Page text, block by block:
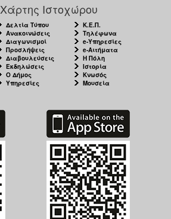
Χάρτης Ιστοχώρου
Δελτία Τύπου
Ανακοινώσεις
Διαγωνισμοί
Προσλήψεις
Διαβουλεύσεις
Εκδηλώσεις
Ο Δήμος
Υπηρεσίες
Κ.Ε.Π.
Τηλέφωνα
e-Υπηρεσίες
e-Αιτήματα
Η Πόλη
Ιστορία
Κνωσός
Μουσεία